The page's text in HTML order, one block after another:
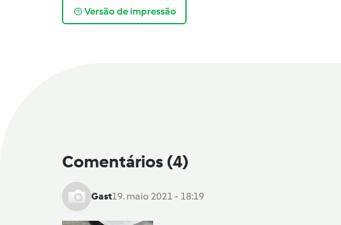
Versão de impressão
Comentários (4)
Gast19. maio 2021 - 18:19